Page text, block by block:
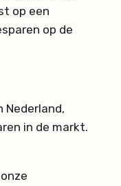
op een
op de
in de markt.